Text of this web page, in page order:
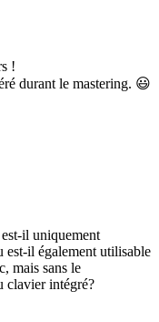
!
durant le mastering. 😃
il uniquement
est-il également utilisable
mais sans le
clavier intégré?